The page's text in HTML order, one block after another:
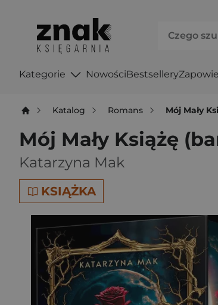
Kategorie NowościBestsellery
Katalog Romans Mój Mały
Mój Mały Książę
Katarzyna Mak
KSIĄŻKA